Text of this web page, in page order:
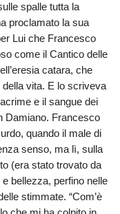
spalle tutta la
proclamato la sua
Lui che Francesco
come il Cantico delle
catara, che
della vita. E lo scriveva
e il sangue dei
Damiano. Francesco
quando il male di
senso, ma lì, sulla
(era stato trovato da
bellezza, perfino nelle
stimmate. “Com’è